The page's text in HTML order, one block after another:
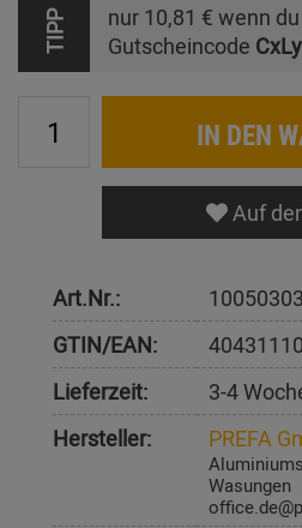
TIPP nur 10,81 € wenn
Gutscheincode
IN DEN
Auf
Art.Nr.:
GTIN/EAN:
Lieferzeit:
3-4
Hersteller:
PREFA
Wasungen